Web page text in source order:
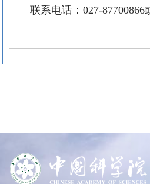
联系电话：027-87700866